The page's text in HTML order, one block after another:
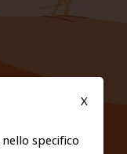
X
specifico